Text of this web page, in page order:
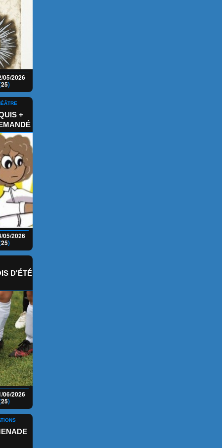
05/2026
25)
+
05/2026
25)
D'ÉTÉ
06/2026
25)